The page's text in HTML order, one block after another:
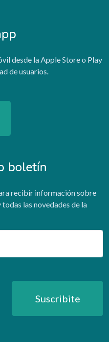
desde la Apple Store o Play
de usuarios.
boletín
recibir información sobre
las novedades de la
Suscribite